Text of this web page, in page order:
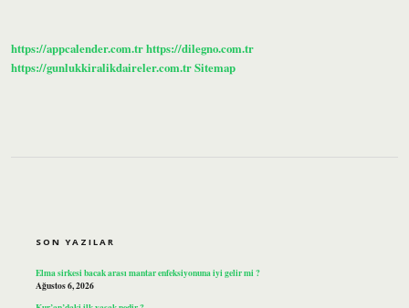
https://appcalender.com.trhttps://dilegno.com.tr
https://gunlukkiralikdaireler.com.trSitemap
SON YAZILAR
Elma sirkesi bacak arası mantar enfeksiyonuna iyi gelir mi ?
Ağustos 6, 2026